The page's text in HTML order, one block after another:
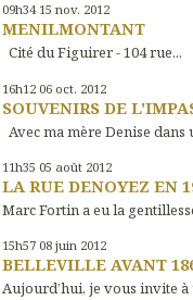
09h34 15 nov. 2012
MENILMONTANT
Cité du Figuirer - 104 rue...
16h12 06 oct. 2012
SOUVENIRS DE
Avec ma mère Denise dans
11h35 05 août 2012
LA RUE DENOYEZ EN
Marc Fortin a eu la
15h57 08 juin 2012
BELLEVILLE AVANT
Aujourd’hui, je vous invite à